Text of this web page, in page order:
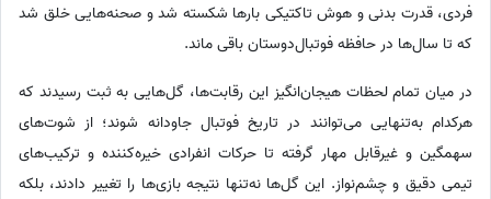
فردی، قدرت بدنی و هوش تاکتیکی بارها شکسته شد و صحنه‌هایی خلق شد
که تا سال‌ها در حافظه فوتبال‌دوستان باقی ماند.
در میان تمام لحظات هیجان‌انگیز این رقابت‌ها، گل‌هایی به ثبت رسیدند که
هرکدام به‌تنهایی می‌توانند در تاریخ فوتبال جاودانه شوند؛ از شوت‌های
سهمگین و غیرقابل مهار گرفته تا حرکات انفرادی خیره‌کننده و ترکیب‌های
تیمی دقیق و چشم‌نواز. این گل‌ها نه‌تنها نتیجه بازی‌ها را تغییر دادند، بلکه